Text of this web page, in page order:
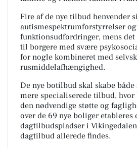
Fire af de nye tilbud henvender
autismespektrumforstyrrelser
funktionsudfordringer, mens
til borgere med svære
for nogle kombineret med
rusmiddelafhængighed.
De nye botilbud skal skabe
mere specialiserede tilbud, hvor
den nødvendige støtte og
over de 69 nye boliger etableres
dagtilbudspladser i
dagtilbud allerede findes.